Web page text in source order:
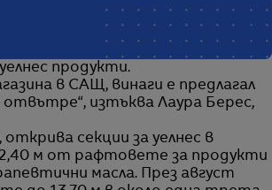
продукти.
в САЩ, винаги е предлагал
отвътре“, изтъква Лаура Берес,
секции за уелнес в
2,40 м от рафтовете за продукти
масла. През август